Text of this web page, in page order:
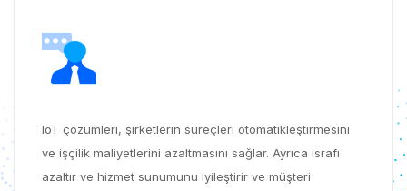
IoT çözümleri, şirketlerin süreçleri otomatikleştirmesini
ve işçilik maliyetlerini azaltmasını sağlar. Ayrıca israfı
azaltır ve hizmet sunumunu iyileştirir ve müşteri